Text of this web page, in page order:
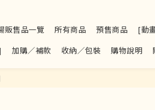
販售品一覽 所有商品 預售商品
[動
加購／補款 收納／包裝 購物說明